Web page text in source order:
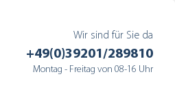
Wir sind für Sie da
+49(0)39201/289810
Montag - Freitag von 08-16 Uhr